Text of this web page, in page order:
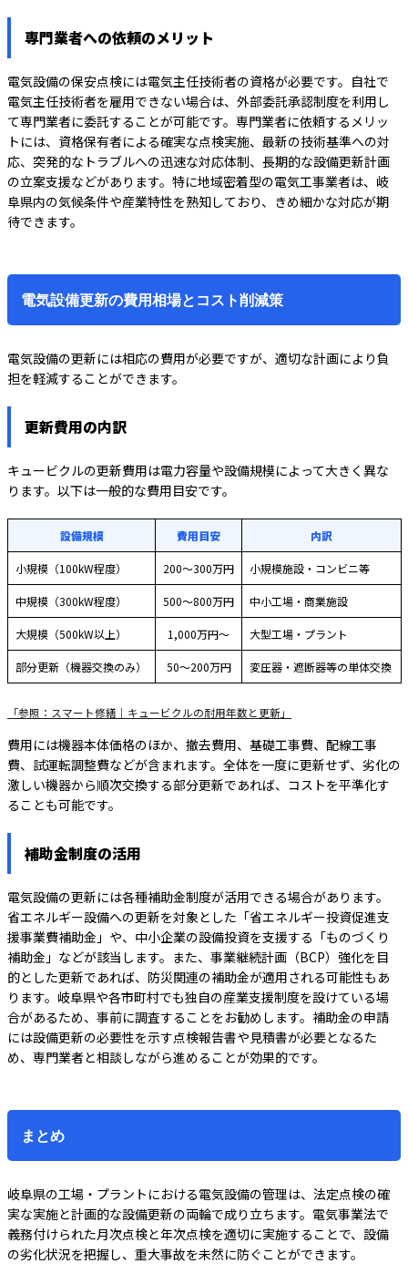
専門業者への依頼のメリット
電気設備の保安点検には電気主任技術者の資格が必要です。自社で
電気主任技術者を雇用できない場合は、外部委託承認制度を利用し
て専門業者に委託することが可能です。専門業者に依頼するメリッ
トには、資格保有者による確実な点検実施、最新の技術基準への対
応、突発的なトラブルへの迅速な対応体制、長期的な設備更新計画
の立案支援などがあります。特に地域密着型の電気工事業者は、岐
阜県内の気候条件や産業特性を熟知しており、きめ細かな対応が期
待できます。
電気設備更新の費用相場とコスト削減策
電気設備の更新には相応の費用が必要ですが、適切な計画により負
担を軽減することができます。
更新費用の内訳
キュービクルの更新費用は電力容量や設備規模によって大きく異な
ります。以下は一般的な費用目安です。
設備規模 費用目安 内訳
小規模（100kW程度） 200〜300万円 小規模施設・コンビニ等
中規模（300kW程度） 500〜800万円 中小工場・商業施設
大規模（500kW以上） 1,000万円〜 大型工場・プラント
部分更新（機器交換のみ） 50〜200万円 変圧器・遮断器等の単体交換
「参照：スマート修繕｜キュービクルの耐用年数と更新」
費用には機器本体価格のほか、撤去費用、基礎工事費、配線工事
費、試運転調整費などが含まれます。全体を一度に更新せず、劣化の
激しい機器から順次交換する部分更新であれば、コストを平準化す
ることも可能です。
補助金制度の活用
電気設備の更新には各種補助金制度が活用できる場合があります。
省エネルギー設備への更新を対象とした「省エネルギー投資促進支
援事業費補助金」や、中小企業の設備投資を支援する「ものづくり
補助金」などが該当します。また、事業継続計画（BCP）強化を目
的とした更新であれば、防災関連の補助金が適用される可能性もあ
ります。岐阜県や各市町村でも独自の産業支援制度を設けている場
合があるため、事前に調査することをお勧めします。補助金の申請
には設備更新の必要性を示す点検報告書や見積書が必要となるた
め、専門業者と相談しながら進めることが効果的です。
まとめ
岐阜県の工場・プラントにおける電気設備の管理は、法定点検の確
実な実施と計画的な設備更新の両輪で成り立ちます。電気事業法で
義務付けられた月次点検と年次点検を適切に実施することで、設備
の劣化状況を把握し、重大事故を未然に防ぐことができます。